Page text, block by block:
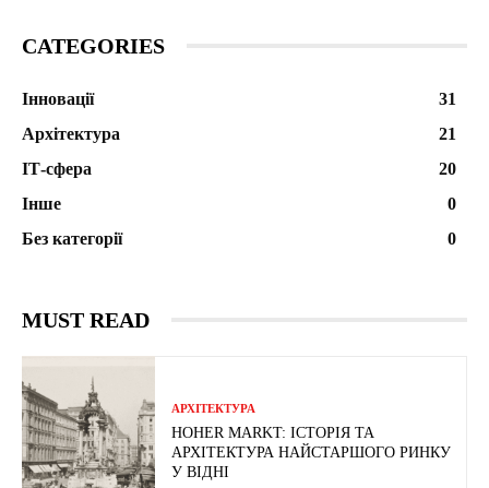
CATEGORIES
Інновації
31
Архітектура
21
ІТ-сфера
20
Інше
0
Без категорії
0
MUST READ
АРХІТЕКТУРА
HOHER MARKT: ІСТОРІЯ ТА
АРХІТЕКТУРА НАЙСТАРШОГО РИНКУ
У ВІДНІ